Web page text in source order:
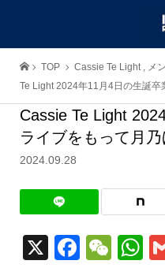
TOP Cassie Te Light , メ
Te Light 2024年11月4日の生誕
Cassie Te Light
ライブをもって月
2024.09.28
X